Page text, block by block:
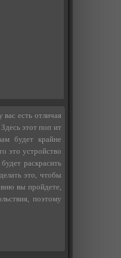
есть отличая
этот поп ит
будет крайне
это устройство
раскрасить
это, чтобы
вы пройдете,
поэтому